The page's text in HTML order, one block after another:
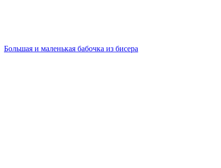
Большая и маленькая бабочка из бисера